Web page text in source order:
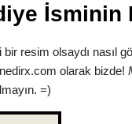
İsminin
resim olsaydı nasıl
olarak bizde!
=)